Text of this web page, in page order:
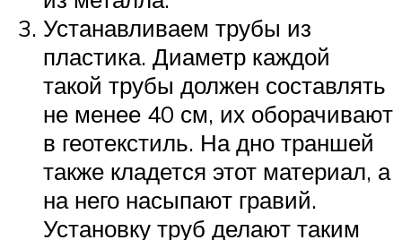
Устанавливаем трубы из
пластика. Диаметр каждой
такой трубы должен составлять
не менее 40 см, их оборачивают
в геотекстиль. На дно траншей
также кладется этот материал, а
на него насыпают гравий.
Установку труб делают таким